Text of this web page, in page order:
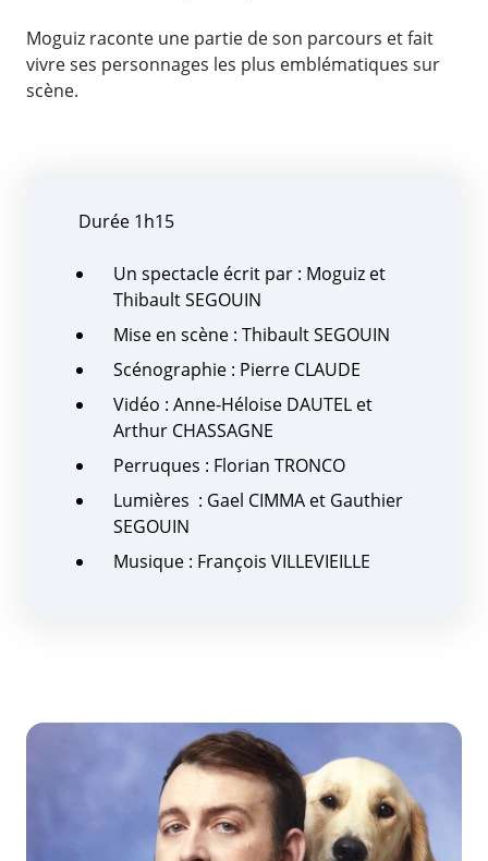
Moguiz raconte une partie de son parcours et fait
vivre ses personnages les plus emblématiques sur
scène.
Durée 1h15
Un spectacle écrit par : Moguiz et
Thibault SEGOUIN
Mise en scène : Thibault SEGOUIN
Scénographie : Pierre CLAUDE
Vidéo : Anne-Héloise DAUTEL et
Arthur CHASSAGNE
Perruques : Florian TRONCO
Lumières : Gael CIMMA et Gauthier
SEGOUIN
Musique : François VILLEVIEILLE
Zoom de l'image